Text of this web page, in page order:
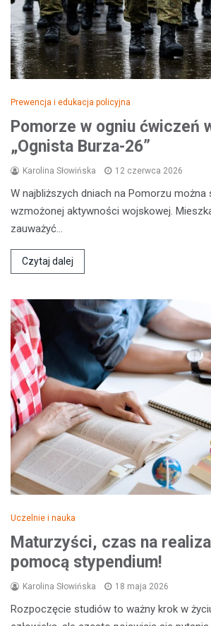
Prewencja i edukacja policyjna
Pomorze w ogniu ćwiczeń
„Ognista Burza-26”
Karolina Słowińska 12 czerwca 2026
W najbliższych dniach na Pomorzu można
wzmożonej aktywności wojskowej.
zauważyć…
Czytaj dalej
Uczelnie i nauka
Maturzyści, czas na
pomocą stypendium!
Karolina Słowińska 18 maja 2026
Rozpoczęcie studiów to ważny krok w